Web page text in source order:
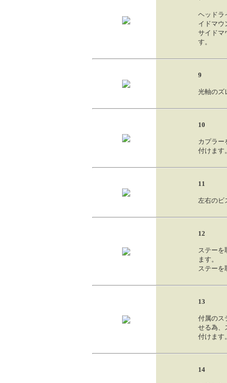
ヘッドラ
イドマウ
サイドマ
す。
9
光軸のズ
10
カプラー
付けます
11
左右のビ
12
ステーを
ます。
ステーを
13
付属のス
せる為、
付けます
14